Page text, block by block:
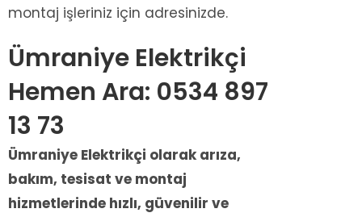
montaj işleriniz için adresinizde.
Ümraniye Elektrikçi
Hemen Ara: 0534 897
13 73
Ümraniye Elektrikçi olarak arıza,
bakım, tesisat ve montaj
hizmetlerinde hızlı, güvenilir ve